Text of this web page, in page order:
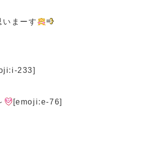
いまーす
233]
[emoji:e-76]